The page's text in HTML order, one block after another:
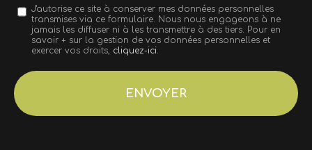
Message
J'autorise ce site à conserver mes données personnelles
transmises via ce formulaire. Nous nous engageons à ne
jamais les diffuser ni à les transmettre à des tiers. Pour en
savoir + sur la gestion de vos données personnelles et
exercer vos droits, cliquez-ici.
Acceptation
RGPD
*
ENVOYER